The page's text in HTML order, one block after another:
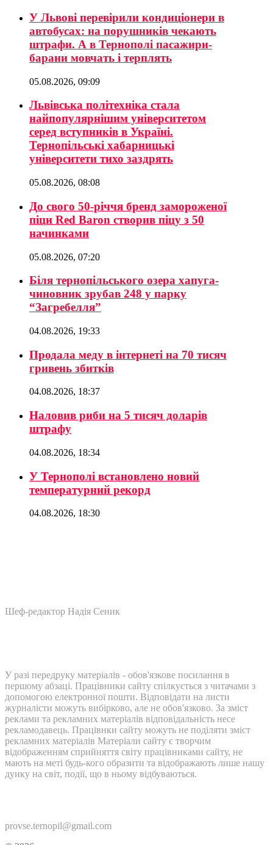
У Львові перевірили кондиціонери в
автобусах: на порушників чекають
штрафи. А в Тернополі пасажири-
барани мовчать і терплять
05.08.2026, 09:09
Львівська політехніка стала
найпопулярнішим університетом
серед вступників в Україні.
Тернопільські хабарницькі
університети тихо заздрять
05.08.2026, 08:08
До свого 50-річчя бренд замороженої
піци Red Baron створив піцу з 50
начинками
05.08.2026, 07:20
Біля тернопільського озера хапуга-
чиновник зрубав 248 у парку
“Загребелля”
04.08.2026, 19:33
Продала меду в інтернеті на 70 тисяч
гривень збитків
04.08.2026, 18:37
Наловив риби на 5 тисяч доларів
штрафу
04.08.2026, 18:34
У Тернополі встановлено новий
температурний рекорд
04.08.2026, 18:30
Шеф-редактор Надія Сеник
У разі передруку матеріалів - обов'язкове посилання в
першому абзаці. Працівники сайту спілкується з читачами з
допомогою електронної пошти. Відповідати на листи
журналісти можуть вибірково, але не обов'язково. За зміст
реклами та рекламних матеріалів відповідальність несе
рекламодавець. Працівнки сайту можуть не поділяти зміст
рекламних матеріалів Матеріали сайту є творчим
відображенням сприйняття світу працівниками сайту, не
мають на меті будь-кого образити та відображають лише нашу
дуику на світ, події, що в ньому відбуваються.
provse.ternopil@gmail.com